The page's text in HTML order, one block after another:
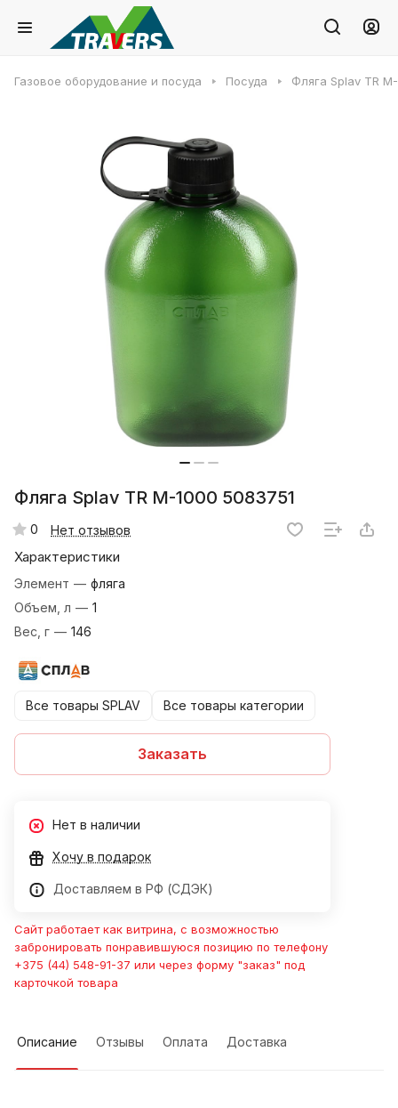
Газовое оборудование и посуда Посуда Фляга Splav TR
Фляга Splav TR M-1000 5083751
0 Нет отзывов
Характеристики
Элемент — фляга
Объем, л — 1
Вес, г — 146
Все товары SPLAV Все товары категории
Заказать
Нет в наличии
Хочу в подарок
Доставляем в РФ (СДЭК)
Сайт работает как витрина, с возможностью
забронировать понравившуюся позицию по телефону
+375 (44) 548-91-37 или через форму "заказ" под
карточкой товара
Описание Отзывы Оплата Доставка